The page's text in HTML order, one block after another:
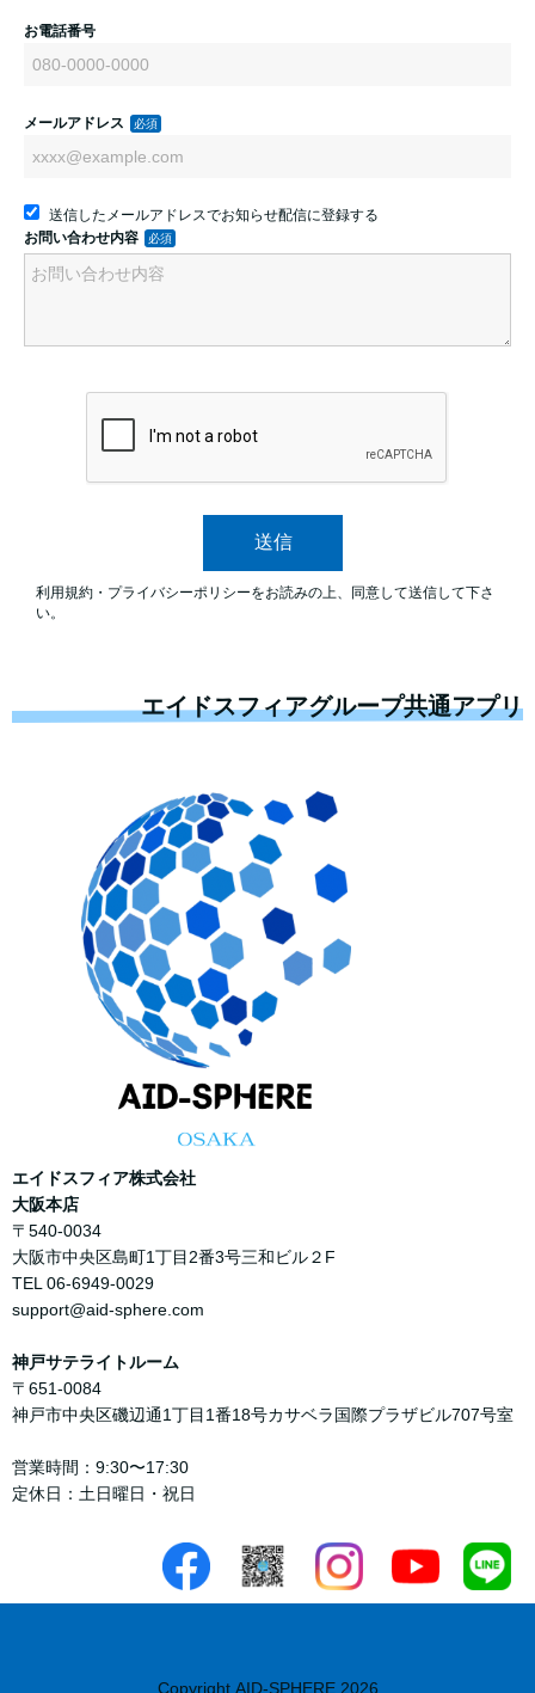
エイドスフィアグループ共通アプリ
エイドスフィア株式会社
大阪本店
〒540-0034
大阪市中央区島町1丁目2番3号三和ビル２F
TEL 06-6949-0029
support@aid-sphere.com
神戸サテライトルーム
〒651-0084
神戸市中央区磯辺通1丁目1番18号カサベラ国際プラザビル707号室
営業時間：9:30〜17:30
定休日：土日曜日・祝日
Copyright AID-SPHERE 2026